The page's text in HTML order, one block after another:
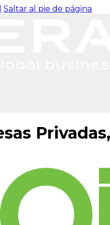
Saltar al pie de página
visual